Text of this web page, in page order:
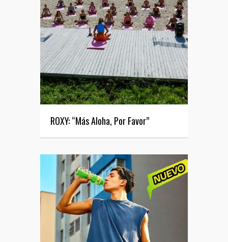
ROXY: “Más Aloha, Por Favor”